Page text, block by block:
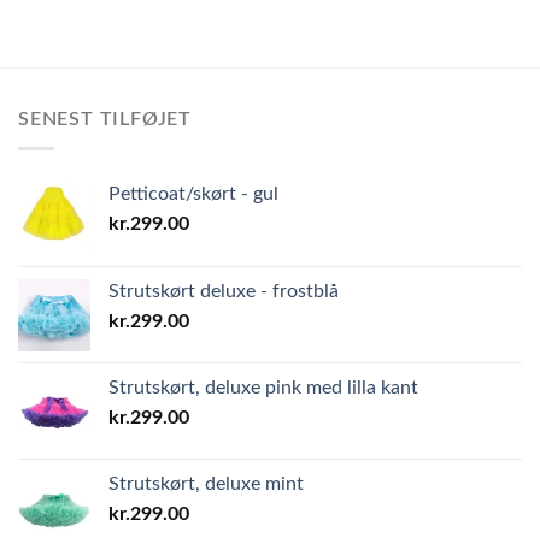
SENEST TILFØJET
Petticoat/skørt - gul
kr.299.00
Strutskørt deluxe - frostblå
kr.299.00
Strutskørt, deluxe pink med lilla kant
kr.299.00
Strutskørt, deluxe mint
kr.299.00